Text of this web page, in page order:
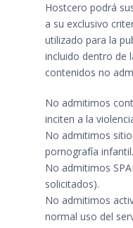
Hostcero podrá
a su exclusivo
utilizado para la
incluido dentro de
contenidos no
No admitimos
inciten a la
No admitimos
pornografía infantil.
No admitimos
solicitados).
No admitimos
normal uso del